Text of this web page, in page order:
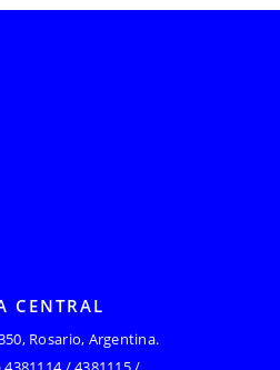
CENTRAL
Rosario, Argentina.